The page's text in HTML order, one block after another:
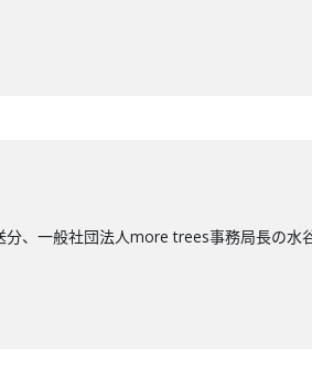
、一般社団法人more trees事務局長の水谷